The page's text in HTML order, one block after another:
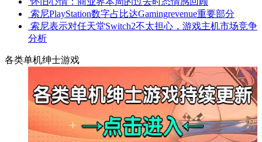
索尼PlayStation数字占比达Gamingrevenue重要部分
索尼表示对任天堂Switch2不太担心，游戏主机市场竞争
分析
各类单机绅士游戏